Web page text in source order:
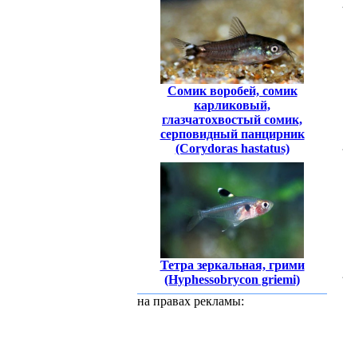
Сомик воробей, сомик
карликовый,
глазчатохвостый сомик,
серповидный панцирник
(Corydoras hastatus)
Тетра зеркальная, грими
(Hyphessobrycon griemi)
на правах рекламы: